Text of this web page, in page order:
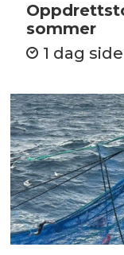
sommer
1 dag